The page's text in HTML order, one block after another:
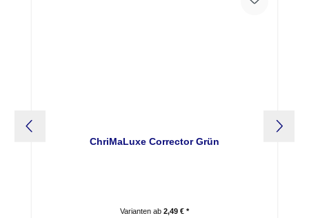
ChriMaLuxe Corrector Grün
Varianten ab 2,49 € *